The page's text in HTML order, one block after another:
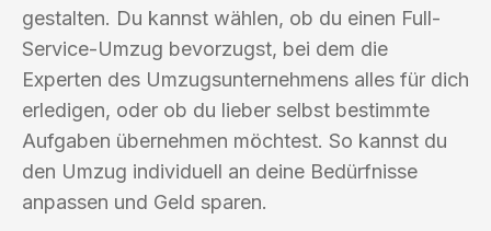
gestalten. Du kannst wählen, ob du einen Full-
Service-Umzug bevorzugst, bei dem die
Experten des Umzugsunternehmens alles für dich
erledigen, oder ob du lieber selbst bestimmte
Aufgaben übernehmen möchtest. So kannst du
den Umzug individuell an deine Bedürfnisse
anpassen und Geld sparen.